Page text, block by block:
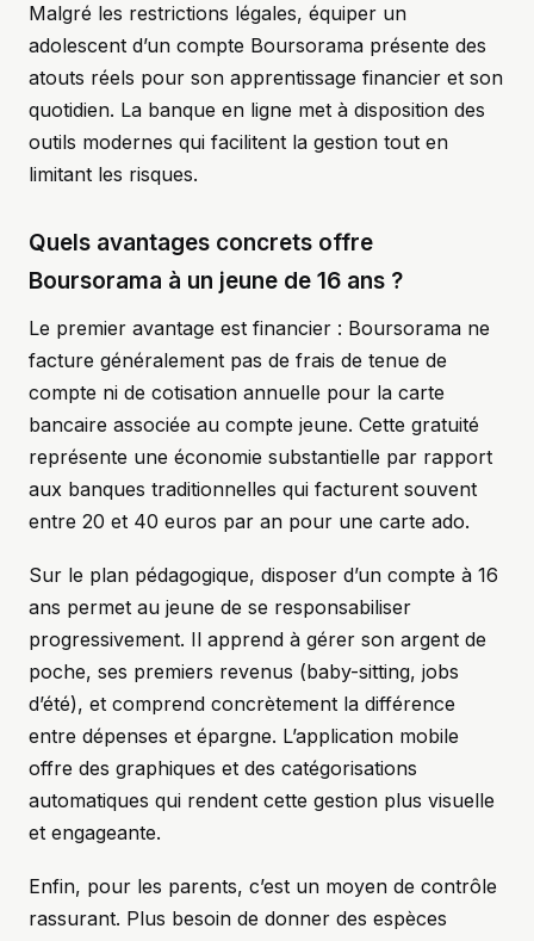
Malgré les restrictions légales, équiper un
adolescent d’un compte Boursorama présente des
atouts réels pour son apprentissage financier et son
quotidien. La banque en ligne met à disposition des
outils modernes qui facilitent la gestion tout en
limitant les risques.
Quels avantages concrets offre
Boursorama à un jeune de 16 ans ?
Le premier avantage est financier : Boursorama ne
facture généralement pas de frais de tenue de
compte ni de cotisation annuelle pour la carte
bancaire associée au compte jeune. Cette gratuité
représente une économie substantielle par rapport
aux banques traditionnelles qui facturent souvent
entre 20 et 40 euros par an pour une carte ado.
Sur le plan pédagogique, disposer d’un compte à 16
ans permet au jeune de se responsabiliser
progressivement. Il apprend à gérer son argent de
poche, ses premiers revenus (baby-sitting, jobs
d’été), et comprend concrètement la différence
entre dépenses et épargne. L’application mobile
offre des graphiques et des catégorisations
automatiques qui rendent cette gestion plus visuelle
et engageante.
Enfin, pour les parents, c’est un moyen de contrôle
rassurant. Plus besoin de donner des espèces